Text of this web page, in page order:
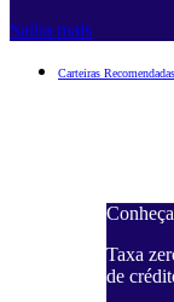
Saiba mais
Carteiras Recomendadas
Taxa
de